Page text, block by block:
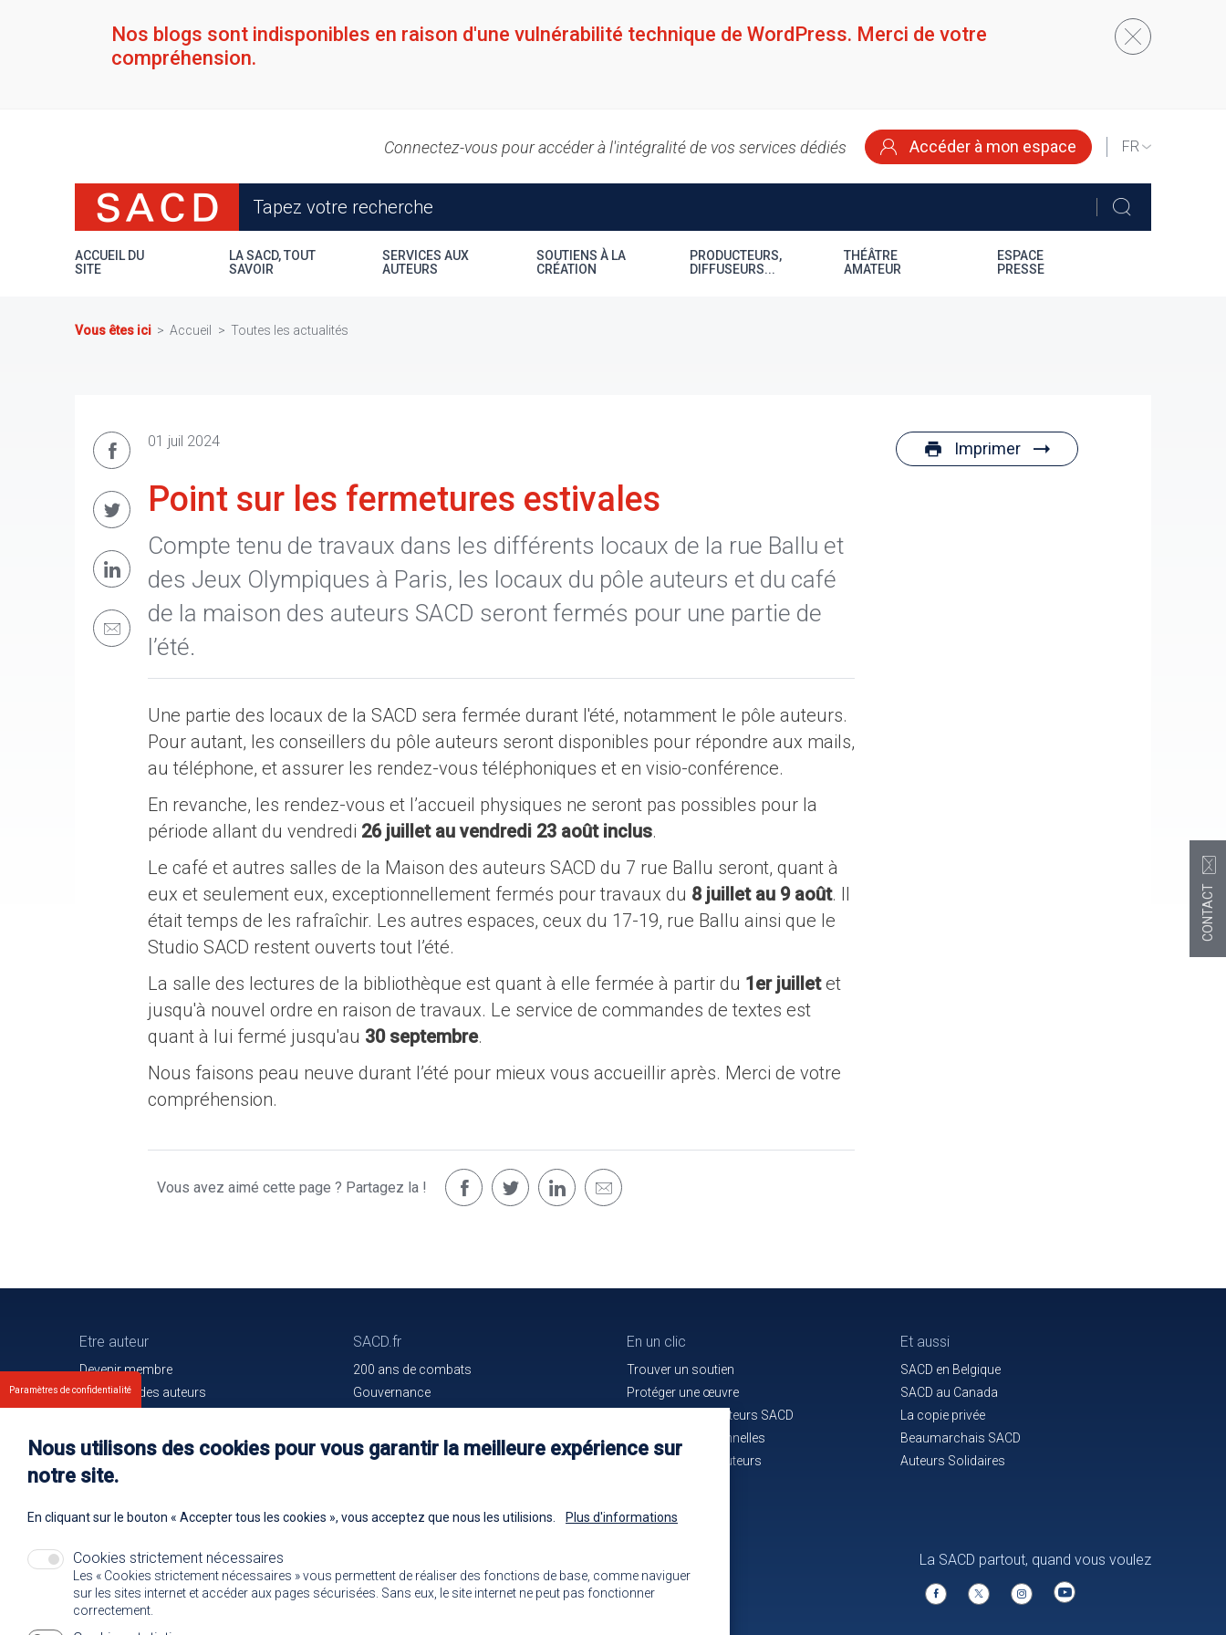
Nos blogs sont indisponibles en raison d'une vulnérabilité technique de WordPress. Merci de votre
compréhension.
Connectez-vous pour accéder à l'intégralité de vos services dédiés Accéder à mon espace
SELECT
LANGUAGE
ACCUEIL DU
SITE
LA SACD, TOUT
SAVOIR
SERVICES AUX
AUTEURS
SOUTIENS À LA
CRÉATION
PRODUCTEURS,
DIFFUSEURS...
THÉÂTRE
AMATEUR
ESPACE
PRESSE
Vous êtes ici Accueil Toutes les actualités
01 juil 2024
Point sur les fermetures estivales
Compte tenu de travaux dans les différents locaux de la rue Ballu et
des Jeux Olympiques à Paris, les locaux du pôle auteurs et du café
de la maison des auteurs SACD seront fermés pour une partie de
l’été.
Une partie des locaux de la SACD sera fermée durant l'été, notamment le pôle auteurs.
Pour autant, les conseillers du pôle auteurs seront disponibles pour répondre aux mails,
au téléphone, et assurer les rendez-vous téléphoniques et en visio-conférence.
En revanche, les rendez-vous et l’accueil physiques ne seront pas possibles pour la
période allant du vendredi 26 juillet au vendredi 23 août inclus.
Le café et autres salles de la Maison des auteurs SACD du 7 rue Ballu seront, quant à
eux et seulement eux, exceptionnellement fermés pour travaux du 8 juillet au 9 août. Il
était temps de les rafraîchir. Les autres espaces, ceux du 17-19, rue Ballu ainsi que le
Studio SACD restent ouverts tout l’été.
La salle des lectures de la bibliothèque est quant à elle fermée à partir du 1er juilletet
jusqu'à nouvel ordre en raison de travaux. Le service de commandes de textes est
quant à lui fermé jusqu'au 30 septembre.
Nous faisons peau neuve durant l’été pour mieux vous accueillir après. Merci de votre
compréhension.
Vous avez aimé cette page ? Partagez la !
Imprimer
Etre auteur
Devenir membre
Les droits des auteurs
Nos membres
SACD.fr
200 ans de combats
Gouvernance
Communiqués de presse
Oeuvres en cours d'identification
En un clic
Trouver un soutien
Protéger une œuvre
La maison des auteurs SACD
Alertes professionnelles
La mutuelle des auteurs
Et aussi
SACD en Belgique
SACD au Canada
La copie privée
Beaumarchais SACD
Auteurs Solidaires
La SACD partout, quand vous voulez
CONTACT
Paramètres de confidentialité
Nous utilisons des cookies pour vous garantir la meilleure expérience sur
notre site.
En cliquant sur le bouton « Accepter tous les cookies », vous acceptez que nous les utilisions. Plus d'informations
Cookies strictement nécessaires
Les « Cookies strictement nécessaires » vous permettent de réaliser des fonctions de base, comme naviguer
sur les sites internet et accéder aux pages sécurisées. Sans eux, le site internet ne peut pas fonctionner
correctement.